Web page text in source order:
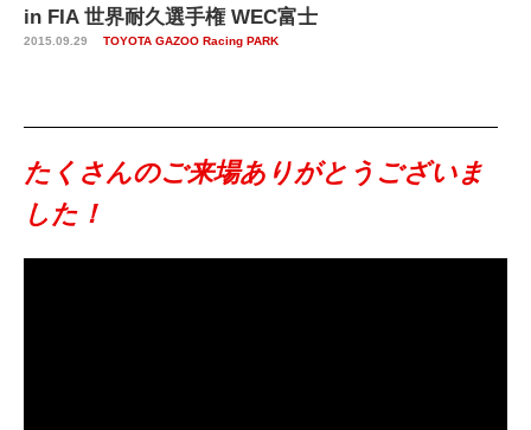
in FIA 世界耐久選手権 WEC富士
2015.09.29 TOYOTA GAZOO Racing PARK
たくさんのご来場ありがとうございま
した！